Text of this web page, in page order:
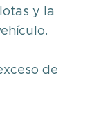
y la
de